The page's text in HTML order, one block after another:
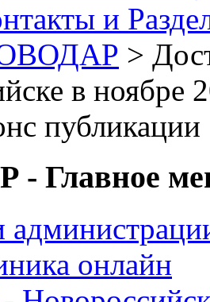
и
>
в ноябре
публикации
Главное
онлайн